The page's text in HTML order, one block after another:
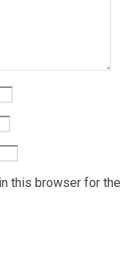
this browser for the